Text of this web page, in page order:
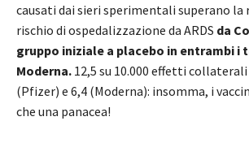
causati dai sieri sperimentali superano la
rischio di ospedalizzazione da ARDS da
gruppo iniziale a placebo in entrambi i
Moderna. 12,5 su 10.000 effetti
(Pfizer) e 6,4 (Moderna): insomma, i
che una panacea!